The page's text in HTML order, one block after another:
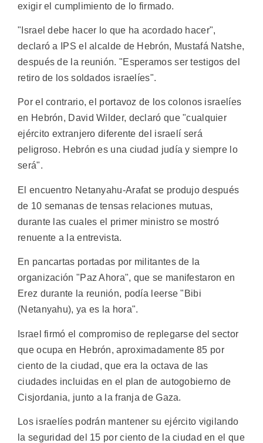
exigir el cumplimiento de lo firmado.
"Israel debe hacer lo que ha acordado hacer",
declaró a IPS el alcalde de Hebrón, Mustafá Natshe,
después de la reunión. "Esperamos ser testigos del
retiro de los soldados israelíes".
Por el contrario, el portavoz de los colonos israelíes
en Hebrón, David Wilder, declaró que "cualquier
ejército extranjero diferente del israelí será
peligroso. Hebrón es una ciudad judía y siempre lo
será".
El encuentro Netanyahu-Arafat se produjo después
de 10 semanas de tensas relaciones mutuas,
durante las cuales el primer ministro se mostró
renuente a la entrevista.
En pancartas portadas por militantes de la
organización "Paz Ahora", que se manifestaron en
Erez durante la reunión, podía leerse "Bibi
(Netanyahu), ya es la hora".
Israel firmó el compromiso de replegarse del sector
que ocupa en Hebrón, aproximadamente 85 por
ciento de la ciudad, que era la octava de las
ciudades incluidas en el plan de autogobierno de
Cisjordania, junto a la franja de Gaza.
Los israelíes podrán mantener su ejército vigilando
la seguridad del 15 por ciento de la ciudad en el que